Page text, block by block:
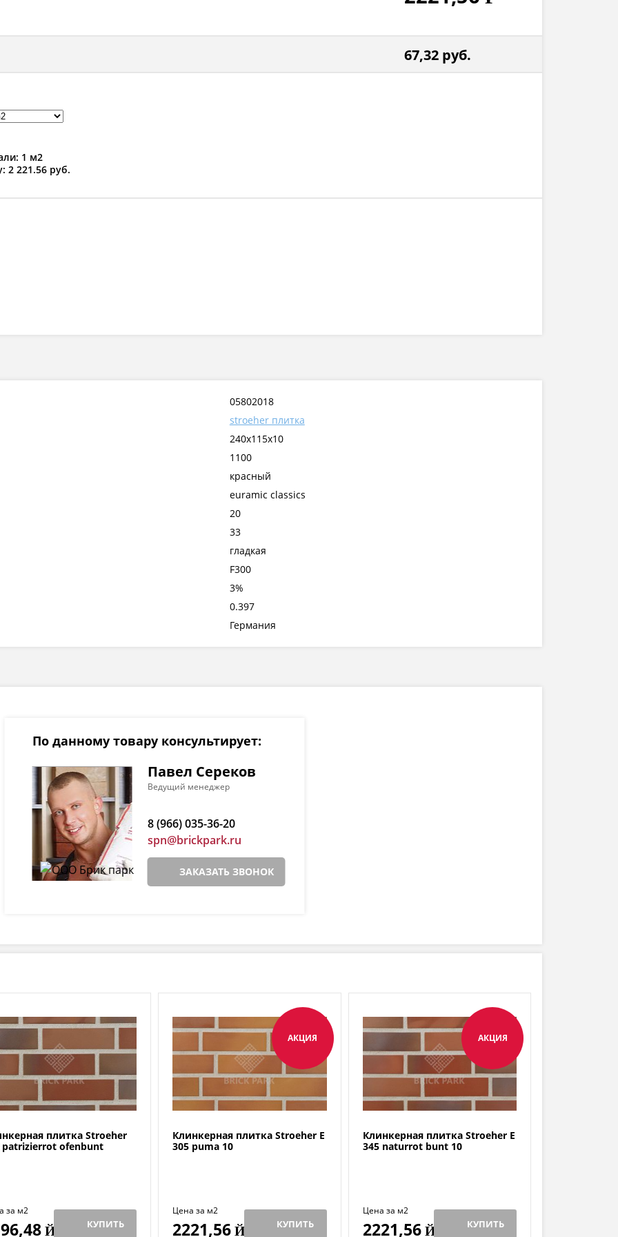
67,32 руб.
1 м2
2 221.56 руб.
05802018
stroeher плитка
240x115x10
1100
красный
euramic classics
20
33
гладкая
F300
3%
0.397
Германия
По данному товару консультирует:
Павел Сереков
Ведущий менеджер
8 (966) 035-36-20
spn@brickpark.ru
ЗАКАЗАТЬ ЗВОНОК
плитка Stroeher
patrizierrot ofenbunt
за м2
Й КУПИТЬ
АКЦИЯ
Клинкерная плитка Stroeher E
305 puma 10
Цена за м2
2221,56 Й КУПИТЬ
АКЦИЯ
Клинкерная плитка Stroeher E
345 naturrot bunt 10
Цена за м2
2221,56Й КУПИТЬ